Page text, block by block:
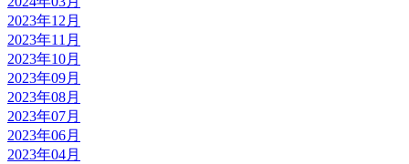
2023年12月
2023年11月
2023年10月
2023年09月
2023年08月
2023年07月
2023年06月
2023年04月